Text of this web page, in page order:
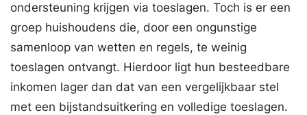
ondersteuning krijgen via toeslagen. Toch is er een
groep huishoudens die, door een ongunstige
samenloop van wetten en regels, te weinig
toeslagen ontvangt. Hierdoor ligt hun besteedbare
inkomen lager dan dat van een vergelijkbaar stel
met een bijstandsuitkering en volledige toeslagen.